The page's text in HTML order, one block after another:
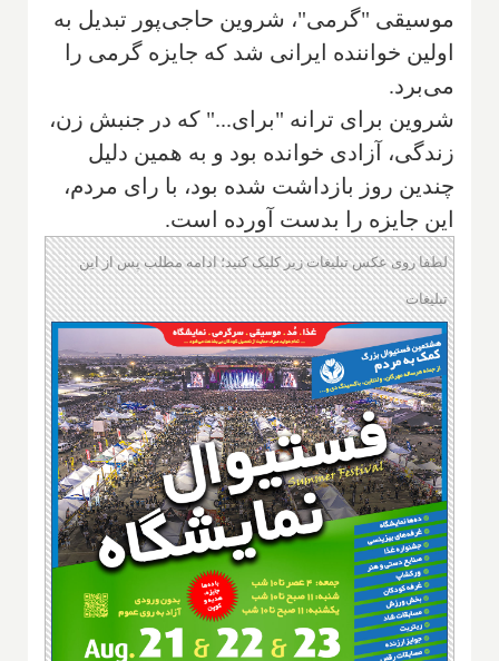
موسیقی "گرمی"، شروین حاجی‌پور تبدیل به
اولین خواننده ایرانی شد که جایزه گرمی را
می‌برد.
شروین برای ترانه "برای..." که در جنبش زن،
زندگی، آزادی خوانده بود و به همین دلیل
چندین روز بازداشت شده بود، با رای مردم،
این جایزه را بدست آورده است.
لطفا روی عکس تبلیغات زیر کلیک کنید؛ ادامه مطلب پس از این
تبلیغات